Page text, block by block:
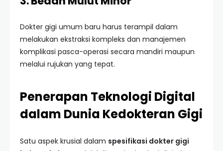
Dokter gigi umum baru harus terampil dalam
melakukan ekstraksi kompleks dan manajemen
komplikasi pasca-operasi secara mandiri maupun
melalui rujukan yang tepat.
Penerapan Teknologi Digital
dalam Dunia Kedokteran Gigi
Satu aspek krusial dalam spesifikasi dokter gigi